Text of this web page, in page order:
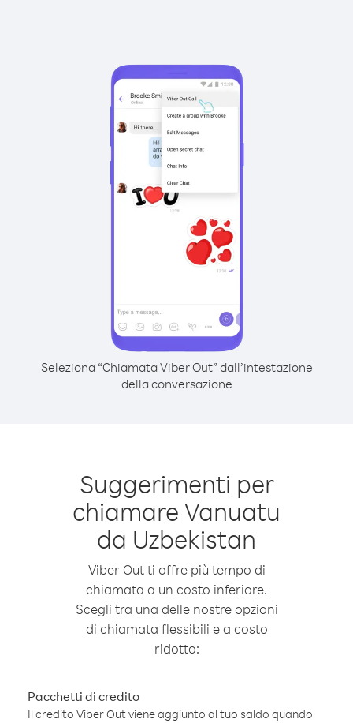
Seleziona “Chiamata Viber Out” dall’intestazione
della conversazione
Suggerimenti per
chiamare Vanuatu
da Uzbekistan
Viber Out ti offre più tempo di
chiamata a un costo inferiore.
Scegli tra una delle nostre opzioni
di chiamata flessibili e a costo
ridotto:
Pacchetti di credito
Il credito Viber Out viene aggiunto al tuo saldo quando